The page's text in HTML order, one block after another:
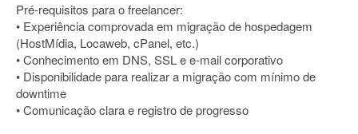
Pré-requisitos para o freelancer:
• Experiência comprovada em migração de hospedagem
(HostMídia, Locaweb, cPanel, etc.)
• Conhecimento em DNS, SSL e e-mail corporativo
• Disponibilidade para realizar a migração com mínimo de
downtime
• Comunicação clara e registro de progresso